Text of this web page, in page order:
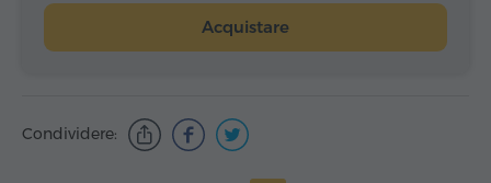
Acquistare
Condividere: